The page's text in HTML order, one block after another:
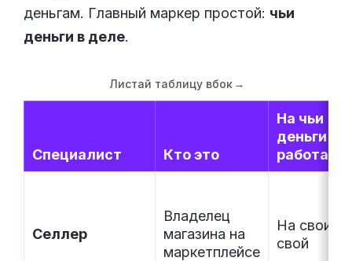
деньгам. Главный маркер простой: чьи
деньги в деле.
Листай таблицу вбок →
Специалист Кто это
На чьи
деньги
работает
Селлер
Владелец
магазина на
маркетплейсе
На свои,
свой